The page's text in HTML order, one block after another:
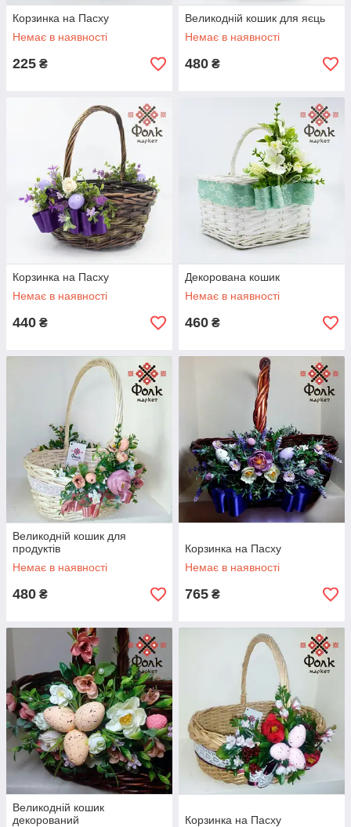
Корзинка на Пасху
Немає в наявності
225 ₴
Великодній кошик для яєць
Немає в наявності
480 ₴
Корзинка на Пасху
Немає в наявності
440 ₴
Декорована кошик
Немає в наявності
460 ₴
Великодній кошик для
продуктів
Немає в наявності
480 ₴
Корзинка на Пасху
Немає в наявності
765 ₴
Великодній кошик
декорований
Корзинка на Пасху